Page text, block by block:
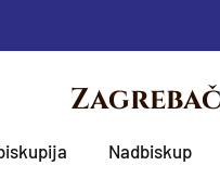
Nadbiskup